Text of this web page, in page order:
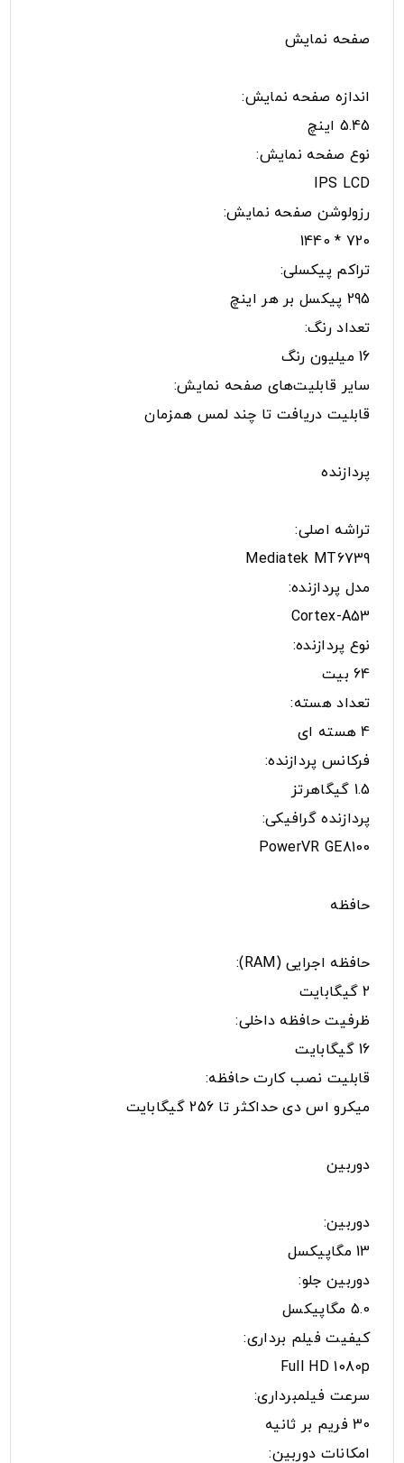
صفحه نمایش
اندازه صفحه نمایش:
5.45 اینچ
نوع صفحه نمایش:
IPS LCD
رزولوشن صفحه نمایش:
720 * 1440
تراکم پیکسلی:
295 پیکسل بر هر اینچ
تعداد رنگ:
16 میلیون رنگ
سایر قابلیت‌های صفحه نمایش:
قابلیت دریافت تا چند لمس همزمان
پردازنده
تراشه اصلی:
Mediatek MT6739
مدل پردازنده:
Cortex-A53
نوع پردازنده:
64 بیت
تعداد هسته:
4 هسته ای
فرکانس پردازنده:
1.5 گیگاهرتز
پردازنده گرافیکی:
PowerVR GE8100
حافظه
حافظه اجرایی (RAM):
2 گیگابایت
ظرفیت حافظه داخلی:
16 گیگابایت
قابلیت نصب کارت حافظه:
میکرو اس دی حداکثر تا 256 گیگابایت
دوربین
دوربین:
13 مگاپیکسل
دوربین جلو:
5.0 مگاپیکسل
کیفیت فیلم برداری:
Full HD 1080p
سرعت فیلمبرداری:
30 فریم بر ثانیه
امکانات دوربین: